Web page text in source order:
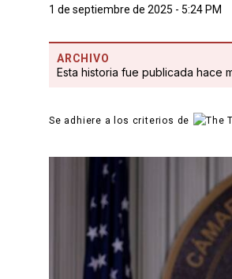
1 de septiembre de 2025 - 5:24 PM
ARCHIVO
Esta historia fue publicada hace
Se adhiere a los criterios de